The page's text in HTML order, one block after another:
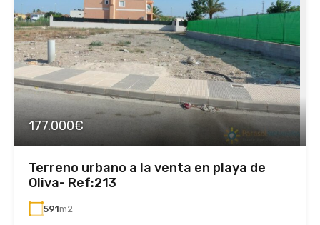
177.000€
Terreno urbano a la venta en playa de
Oliva- Ref:213
591m2